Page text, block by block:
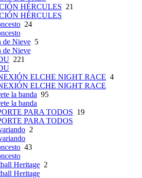
HÉRCULES 21
HÉRCULES
24
de Nieve 5
de Nieve
221
ELCHE NIGHT RACE 4
ELCHE NIGHT RACE
la banda 95
la banda
PARA TODOS 19
PARA TODOS
2
43
Heritage 2
Heritage